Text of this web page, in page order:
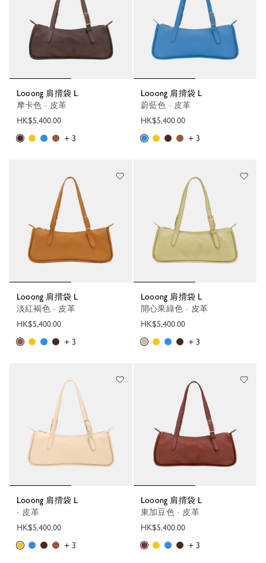
Looong 肩揹袋 L
摩卡色 - 皮革
HK$5,400.00
+ 3
Looong 肩揹袋 L
蔚藍色 - 皮革
HK$5,400.00
+ 3
Looong 肩揹袋 L
淡紅褐色 - 皮革
HK$5,400.00
+ 3
Looong 肩揹袋 L
開心果綠色 - 皮革
HK$5,400.00
+ 3
Looong 肩揹袋 L
- 皮革
HK$5,400.00
+ 3
Looong 肩揹袋 L
東加豆色 - 皮革
HK$5,400.00
+ 3